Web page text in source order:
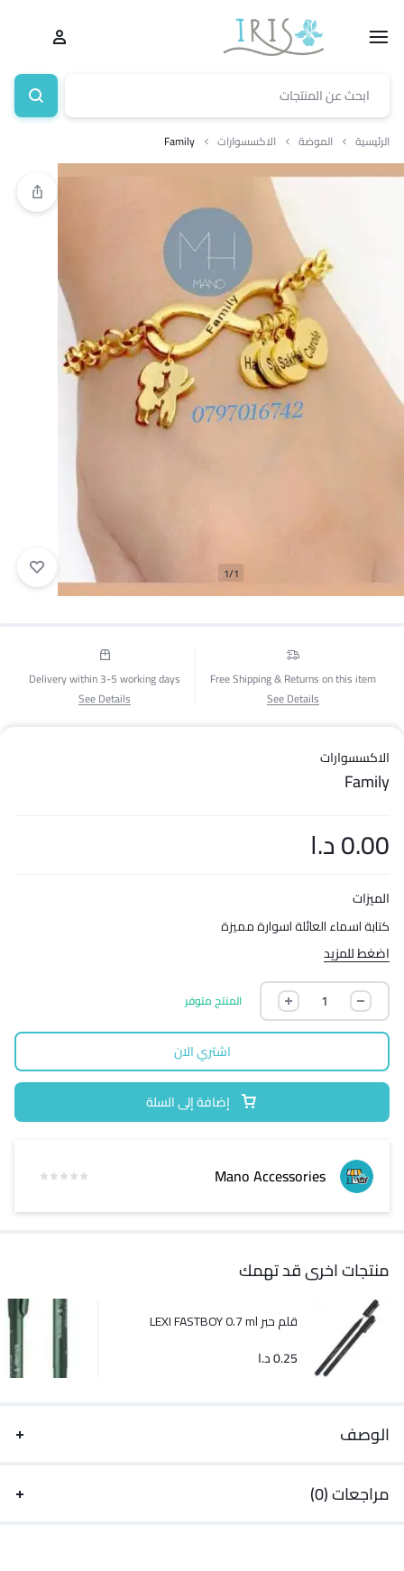
الرئيسية الموضة الاكسسوارات Family
1/1
Free Shipping & Returns on this item
See Details
Delivery within 3-5 working days
See Details
الاكسسوارات
Family
0.00د.ا
الميزات
كتابة اسماء العائلة اسوارة مميزة
اضغط للمزيد
المنتج متوفر
إضافة إلى السلة
اشتري الان
Mano Accessories
منتجات اخرى قد تهمك
قلم حبر LEXI FASTBOY 0.7 ml
0.25د.ا
الوصف
مراجعات (0)